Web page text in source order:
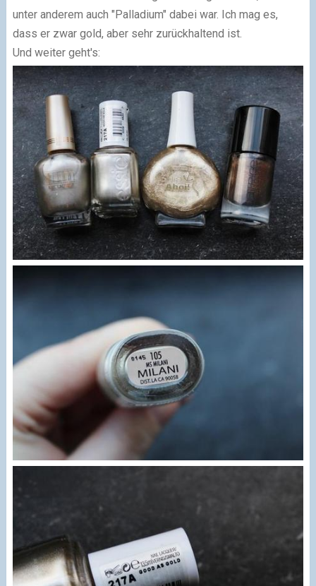
unter anderem auch "Palladium" dabei war. Ich mag es,
dass er zwar gold, aber sehr zurückhaltend ist.
Und weiter geht's: